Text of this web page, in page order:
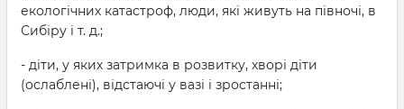
екологічних катастроф, люди, які живуть на півночі, в
Сибіру і т. д.;
- діти, у яких затримка в розвитку, хворі діти
(ослаблені), відстаючі у вазі і зростанні;